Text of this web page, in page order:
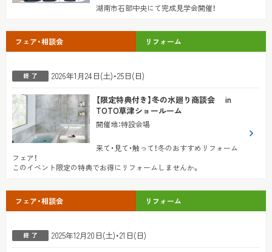
湖南市石部中央にて完成見学会開催！
フェア・相談会 リフォーム
2026年1月24日(土)・25日(日)
【限定特典付き】冬の水廻り商談会 in
TOTO草津ショールーム
開催地：特設会場
来て・見て・触って！冬のおすすめリフォーム
フェア！
このイベント限定の特典でお得にリフォームしませんか。
フェア・相談会 リフォーム
2025年12月20日(土)・21日(日)